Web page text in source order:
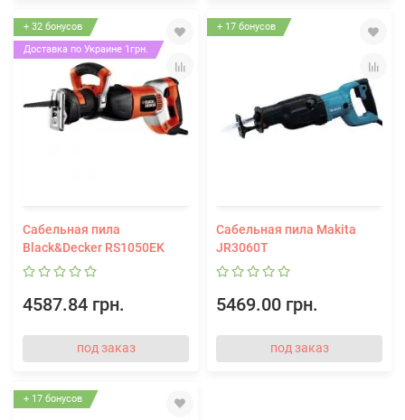
+ 32 бонусов
Доставка по Украине 1грн.
Сабельная пила
Black&Decker RS1050EK
4587.84 грн.
под заказ
+ 17 бонусов
Сабельная пила Makita
JR3060T
5469.00 грн.
под заказ
+ 17 бонусов